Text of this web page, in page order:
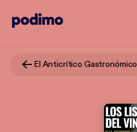
El Anticrítico Gastronómico